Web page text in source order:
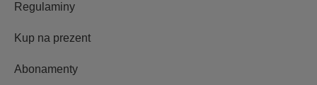
Regulaminy
Kup na prezent
Abonamenty